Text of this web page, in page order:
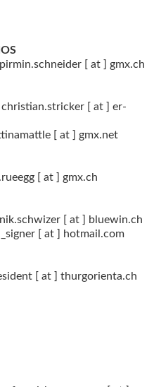
pirmin.schneider [ at ] gmx.ch
christian.stricker [ at ] er-
[ at ] gmx.net
[ at ] gmx.ch
[ at ] bluewin.ch
[ at ] hotmail.com
[ at ] thurgorienta.ch